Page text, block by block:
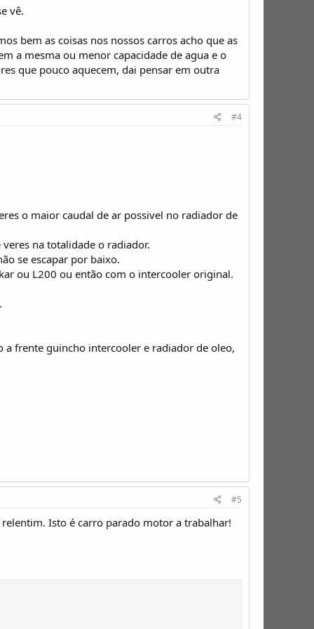
vê.
bem as coisas nos nossos carros acho que as
a mesma ou menor capacidade de agua e o
que pouco aquecem, dai pensar em outra
#4
o maior caudal de ar possivel no radiador de
na totalidade o radiador.
se escapar por baixo.
ou L200 ou então com o intercooler original.
a frente guincho intercooler e radiador de oleo,
#5
Isto é carro parado motor a trabalhar!